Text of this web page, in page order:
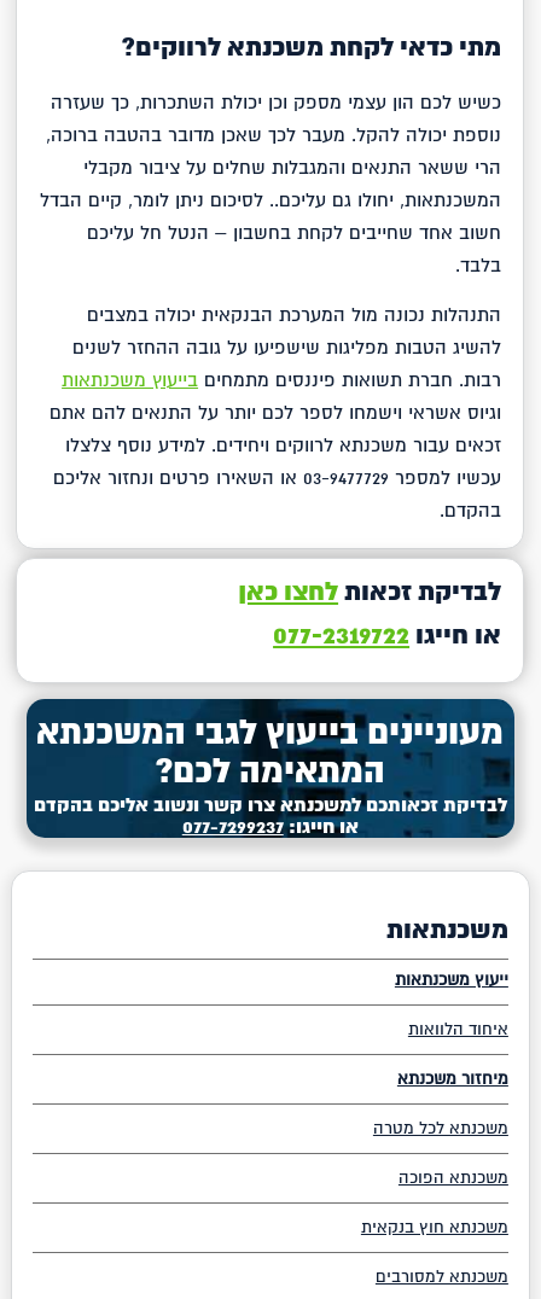
משכנתאות
ייעוץ משכנתאות
איחוד הלוואות
מיחזור משכנתא
משכנתא לכל מטרה
משכנתא הפוכה
משכנתא חוץ בנקאית
משכנתא למסורבים
מתי כדאי לקחת משכנתא לרווקים?
כשיש לכם הון עצמי מספק וכן יכולת השתכרות, כך שעזרה
נוספת יכולה להקל. מעבר לכך שאכן מדובר בהטבה ברוכה,
הרי ששאר התנאים והמגבלות שחלים על ציבור מקבלי
המשכנתאות, יחולו גם עליכם.. לסיכום ניתן לומר, קיים הבדל
חשוב אחד שחייבים לקחת בחשבון – הנטל חל עליכם
בלבד.
התנהלות נכונה מול המערכת הבנקאית יכולה במצבים
להשיג הטבות מפליגות שישפיעו על גובה ההחזר לשנים
רבות. חברת תשואות פיננסים מתמחים בייעוץ משכנתאות
וגיוס אשראי וישמחו לספר לכם יותר על התנאים להם אתם
זכאים עבור משכנתא לרווקים ויחידים. למידע נוסף צלצלו
עכשיו למספר 03-9477729 או השאירו פרטים ונחזור אליכם
בהקדם.
לבדיקת זכאותלחצו כאן
או חייגו 077-2319722
מעוניינים בייעוץ לגבי המשכנתא
המתאימה לכם?
לבדיקת זכאותכם למשכנתא צרו קשר ונשוב אליכם בהקדם
או חייגו:077-7299237